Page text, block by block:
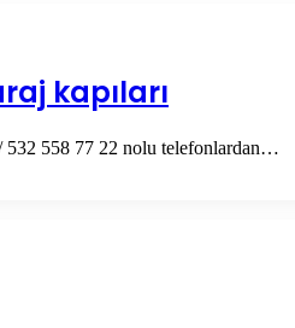
kapıları
558 77 22 nolu telefonlardan…